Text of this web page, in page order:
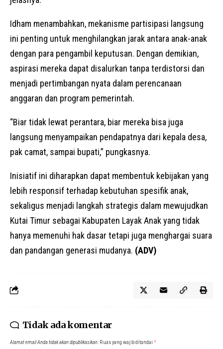
Idham menambahkan, mekanisme partisipasi langsung
ini penting untuk menghilangkan jarak antara anak-anak
dengan para pengambil keputusan. Dengan demikian,
aspirasi mereka dapat disalurkan tanpa terdistorsi dan
menjadi pertimbangan nyata dalam perencanaan
anggaran dan program pemerintah.
“Biar tidak lewat perantara, biar mereka bisa juga
langsung menyampaikan pendapatnya dari kepala desa,
pak camat, sampai bupati,” pungkasnya.
Inisiatif ini diharapkan dapat membentuk kebijakan yang
lebih responsif terhadap kebutuhan spesifik anak,
sekaligus menjadi langkah strategis dalam mewujudkan
Kutai Timur sebagai Kabupaten Layak Anak yang tidak
hanya memenuhi hak dasar tetapi juga menghargai suara
dan pandangan generasi mudanya. (ADV)
Tidak ada komentar
Alamat email Anda tidak akan dipublikasikan. Ruas yang wajib ditandai *